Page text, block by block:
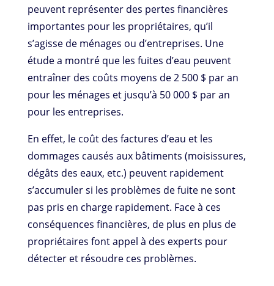
peuvent représenter des pertes financières
importantes pour les propriétaires, qu’il
s’agisse de ménages ou d’entreprises. Une
étude a montré que les fuites d’eau peuvent
entraîner des coûts moyens de 2 500 $ par an
pour les ménages et jusqu’à 50 000 $ par an
pour les entreprises.
En effet, le coût des factures d’eau et les
dommages causés aux bâtiments (moisissures,
dégâts des eaux, etc.) peuvent rapidement
s’accumuler si les problèmes de fuite ne sont
pas pris en charge rapidement. Face à ces
conséquences financières, de plus en plus de
propriétaires font appel à des experts pour
détecter et résoudre ces problèmes.